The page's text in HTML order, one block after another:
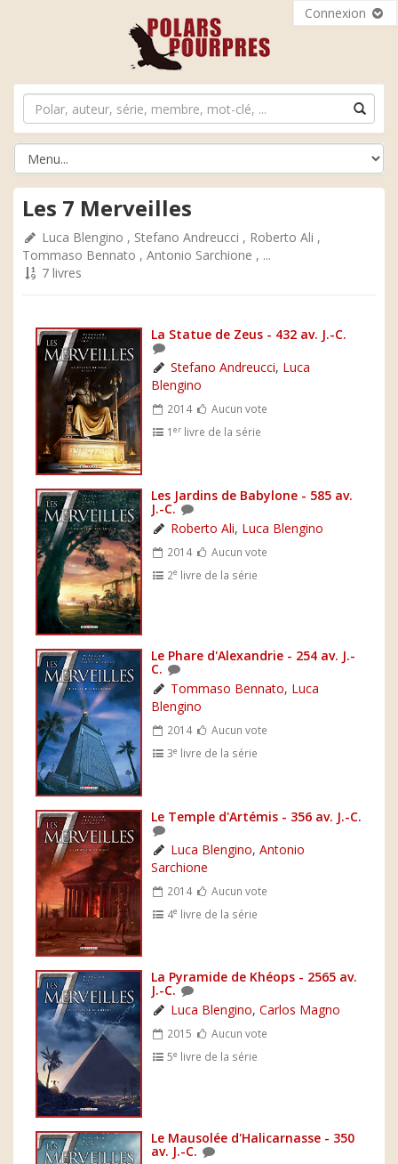
Connexion
Les 7 Merveilles
Luca Blengino , Stefano Andreucci , Roberto Ali ,
Tommaso Bennato , Antonio Sarchione , ...
7 livres
La Statue de Zeus - 432 av. J.-C.
Stefano Andreucci, Luca
Blengino
2014
Aucun vote
1er livre de la série
Les Jardins de Babylone - 585 av.
J.-C.
Roberto Ali, Luca Blengino
2014
Aucun vote
2e livre de la série
Le Phare d'Alexandrie - 254 av. J.-
C.
Tommaso Bennato, Luca
Blengino
2014
Aucun vote
3e livre de la série
Le Temple d'Artémis - 356 av. J.-C.
Luca Blengino, Antonio
Sarchione
2014
Aucun vote
4e livre de la série
La Pyramide de Khéops - 2565 av.
J.-C.
Luca Blengino, Carlos Magno
2015
Aucun vote
5e livre de la série
Le Mausolée d'Halicarnasse - 350
av. J.-C.